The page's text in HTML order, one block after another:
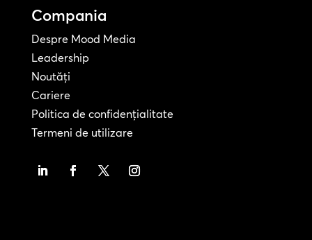
Compania
Despre Mood Media
Leadership
Noutăți
Cariere
Politica de confidențialitate
Termeni de utilizare